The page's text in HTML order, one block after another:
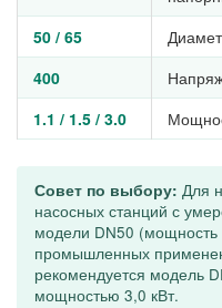
50 / 65
400
1.1 / 1.5 / 3.0
Совет по выбору: Для
насосных станций с
модели DN50 (мощность
промышленных
рекомендуется модель
мощностью 3,0 кВт.